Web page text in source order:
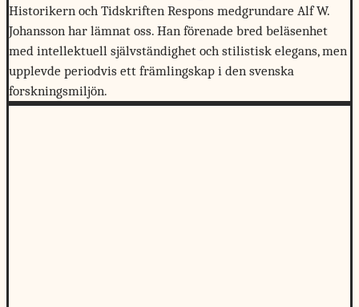
Historikern och Tidskriften Respons medgrundare Alf W.
Johansson har lämnat oss. Han förenade bred beläsenhet
med intellektuell självständighet och stilistisk elegans, men
upplevde periodvis ett främlingskap i den svenska
forskningsmiljön.